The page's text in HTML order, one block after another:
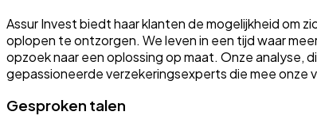
Assur Invest biedt haar klanten de mogelijkheid om
oplopen te ontzorgen. We leven in een tijd waar
opzoek naar een oplossing op maat. Onze analyse,
gepassioneerde verzekeringsexperts die mee onze
Gesproken talen